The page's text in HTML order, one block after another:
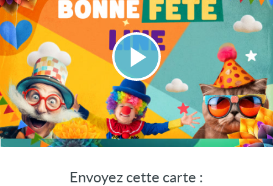
Lire
la
vidéo
Envoyez cette carte :